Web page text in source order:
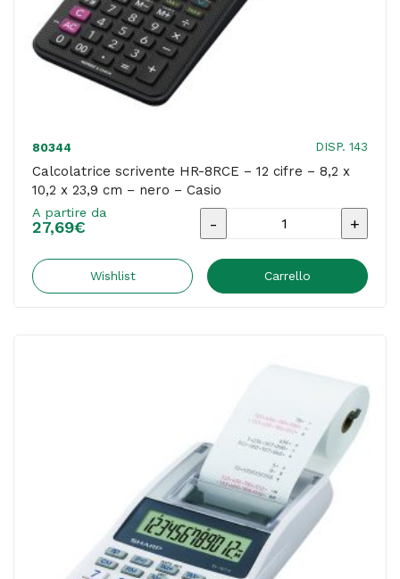
-
bianco
-
80344 DISP. 143
Calcolatrice scrivente HR-8RCE – 12 cifre – 8,2 x
10,2 x 23,9 cm – nero – Casio
A partire da
27,69€
Calcolatrice
HR-
x
10,2
x
23,9
cm
Wishlist Carrello